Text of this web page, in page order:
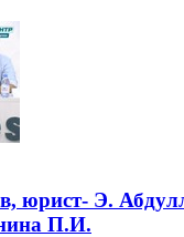
юрист- Э.
П.И.